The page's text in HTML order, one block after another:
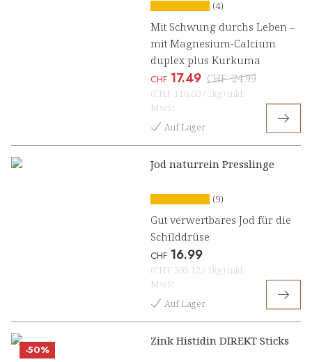
(4)
Mit Schwung durchs Leben –
mit Magnesium-Calcium
duplex plus Kurkuma
CHF 17.49 CHF 24.99
(CHF 116.60 / 1kg) inkl.
MwSt
Auf Lager
Jod naturrein Presslinge
(9)
Gut verwertbares Jod für die
Schilddrüse
CHF 16.99
(CHF 395.12 / 1kg) inkl.
MwSt
Auf Lager
-50%
Zink Histidin DIREKT Sticks